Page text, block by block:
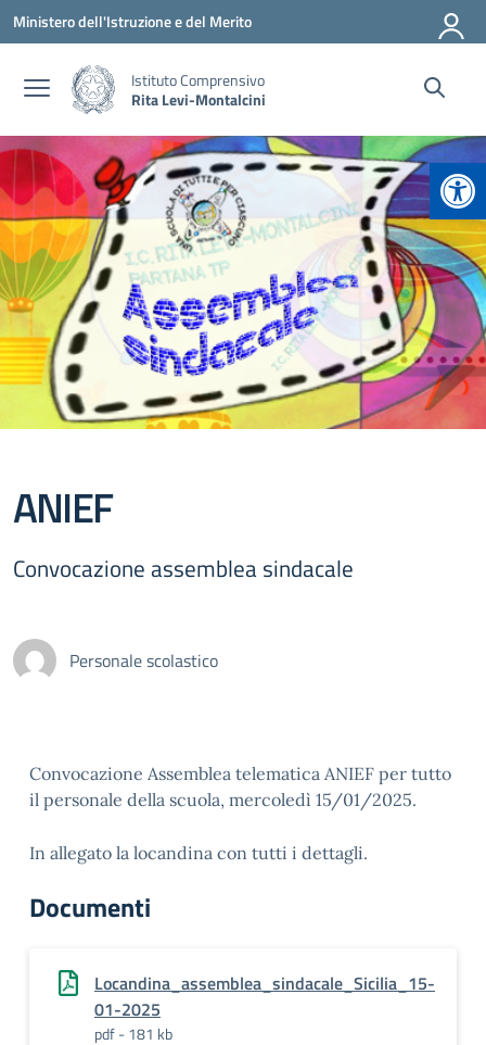
Vai ai contenuti
Vai al menu di navigazione
Vai al footer
Ministero dell'Istruzione e del Merito
Istituto Comprensivo
Rita Levi-Montalcini
ANIEF
Convocazione assemblea sindacale
Personale scolastico
Convocazione Assemblea telematica ANIEF per tutto
il personale della scuola, mercoledì 15/01/2025.
In allegato la locandina con tutti i dettagli.
Documenti
Locandina_assemblea_sindacale_Sicilia_15-
01-2025
pdf - 181 kb